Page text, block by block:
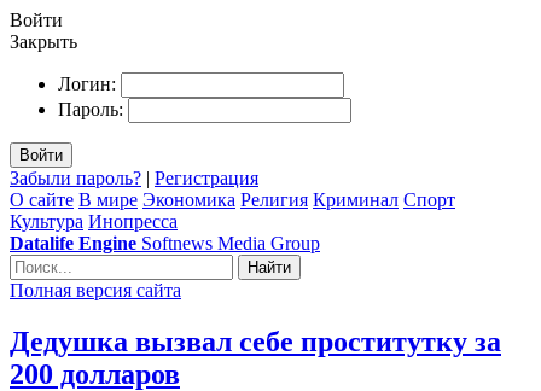
Войти
Закрыть
Логин:
Пароль:
Войти
Забыли пароль? | Регистрация
О сайте В мире Экономика Религия Криминал Спорт
Культура Инопресса
Datalife Engine Softnews Media Group
Найти
Полная версия сайта
Дедушка вызвал себе проститутку за
200 долларов